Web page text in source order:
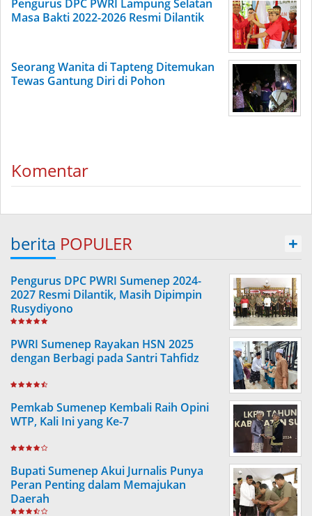
Pengurus DPC PWRI Lampung Selatan
Masa Bakti 2022-2026 Resmi Dilantik
Seorang Wanita di Tapteng Ditemukan
Tewas Gantung Diri di Pohon
Komentar
berita POPULER +
Pengurus DPC PWRI Sumenep 2024-
2027 Resmi Dilantik, Masih Dipimpin
Rusydiyono
PWRI Sumenep Rayakan HSN 2025
dengan Berbagi pada Santri Tahfidz
Pemkab Sumenep Kembali Raih Opini
WTP, Kali Ini yang Ke-7
Bupati Sumenep Akui Jurnalis Punya
Peran Penting dalam Memajukan
Daerah